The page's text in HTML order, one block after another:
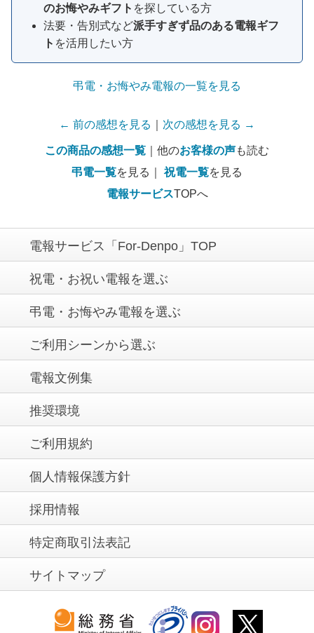
のお悔やみギフト を探している方
法要・告別式など派手すぎず品のある電報ギフ
ト を活用したい方
弔電・お悔やみ電報の一覧を見る
← 前の感想を見る 次の感想を見る →
この商品の感想一覧 ｜他のお客様の声も読む
弔電一覧を見る｜祝電一覧を見る
電報サービスTOPへ
電報サービス「For-Denpo」TOP
祝電・お祝い電報を選ぶ
弔電・お悔やみ電報を選ぶ
ご利用シーンから選ぶ
電報文例集
推奨環境
ご利用規約
個人情報保護方針
採用情報
特定商取引法表記
サイトマップ